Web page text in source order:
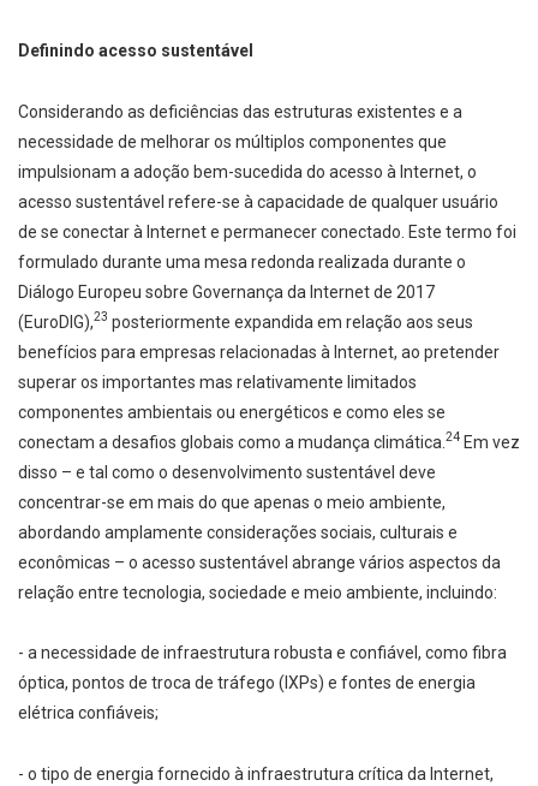
Definindo acesso sustentável
Considerando as deficiências das estruturas existentes e a
necessidade de melhorar os múltiplos componentes que
impulsionam a adoção bem-sucedida do acesso à Internet, o
acesso sustentável refere-se à capacidade de qualquer usuário
de se conectar à Internet e permanecer conectado. Este termo foi
formulado durante uma mesa redonda realizada durante o
Diálogo Europeu sobre Governança da Internet de 2017
(EuroDIG),23 posteriormente expandida em relação aos seus
benefícios para empresas relacionadas à Internet, ao pretender
superar os importantes mas relativamente limitados
componentes ambientais ou energéticos e como eles se
conectam a desafios globais como a mudança climática. 24 Em vez
disso – e tal como o desenvolvimento sustentável deve
concentrar-se em mais do que apenas o meio ambiente,
abordando amplamente considerações sociais, culturais e
econômicas – o acesso sustentável abrange vários aspectos da
relação entre tecnologia, sociedade e meio ambiente, incluindo:
- a necessidade de infraestrutura robusta e confiável, como fibra
óptica, pontos de troca de tráfego (IXPs) e fontes de energia
elétrica confiáveis;
- o tipo de energia fornecido à infraestrutura crítica da Internet,